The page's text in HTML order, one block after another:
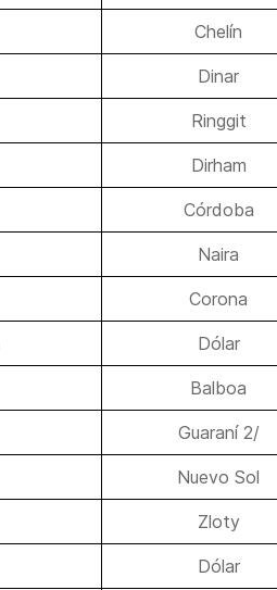
Chelín
Dinar
Ringgit
Dirham
Córdoba
Naira
Corona
Dólar
Balboa
Guaraní 2/
Nuevo Sol
Zloty
Dólar